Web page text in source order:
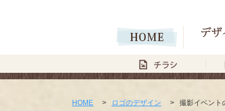
HOME > ロゴのデザイン > 撮影イベント